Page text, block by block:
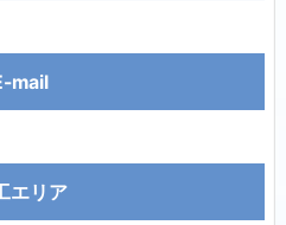
mail
エリア